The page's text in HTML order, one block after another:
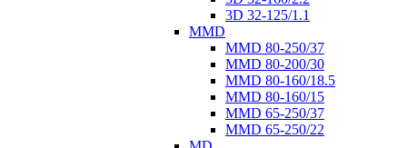
3D 32-125/1.1
MMD
MMD 80-250/37
MMD 80-200/30
MMD 80-160/18.5
MMD 80-160/15
MMD 65-250/37
MMD 65-250/22